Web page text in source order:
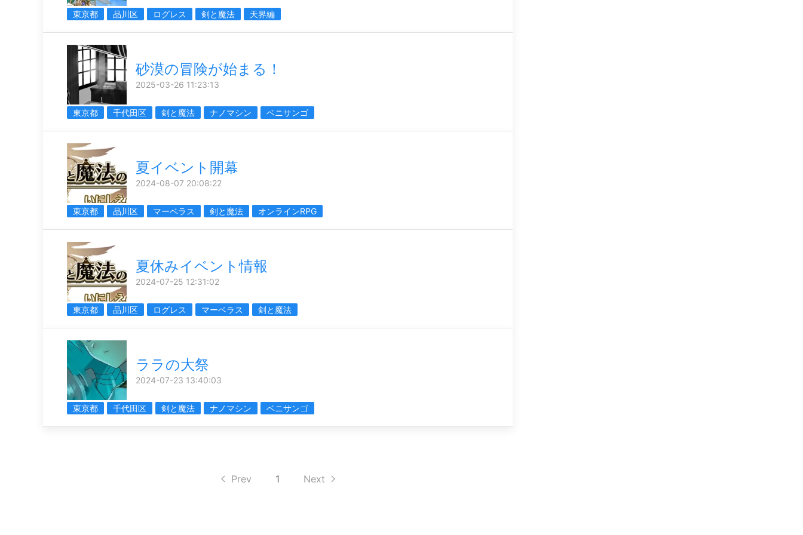
東京都 品川区 ログレス 剣と魔法 天界編
砂漠の冒険が始まる！
2025-03-26 11:23:13
東京都 千代田区 剣と魔法 ナノマシン ベニサンゴ
夏イベント開幕
2024-08-07 20:08:22
東京都 品川区 マーベラス 剣と魔法 オンラインRPG
夏休みイベント情報
2024-07-25 12:31:02
東京都 品川区 ログレス マーベラス 剣と魔法
ララの大祭
2024-07-23 13:40:03
東京都 千代田区 剣と魔法 ナノマシン ベニサンゴ
Prev 1 Next